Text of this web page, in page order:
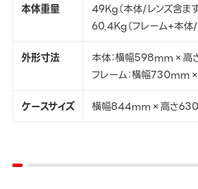
本体重量
49Kg（本体/レンズ含ま
60.4Kg（フレーム+本体/
外形寸法
本体：横幅598mm×
フレーム：横幅
ケースサイズ
横幅844mm×高さ